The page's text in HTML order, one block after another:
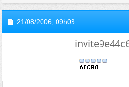
21/08/2006, 09h03